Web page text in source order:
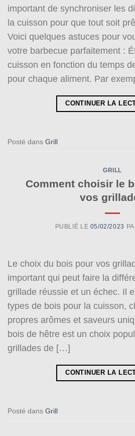
important de synchroniser les
la cuisson pour que tout soit
Voici quelques astuces pour
votre barbecue parfaitement :
cuisson en fonction du temps
pour chaque aliment. Par
CONTINUER LA
Posté dans Grill
GRILL
Comment choisir le
vos
PUBLIÉ LE 05/02/2023
Le choix du bois pour vos
important qui peut faire la
grillade réussie et un échec. Il
types de bois pour la cuisson,
propres arômes et saveurs
bois de hêtre est un choix
grillades de […]
CONTINUER LA
Posté dans Grill